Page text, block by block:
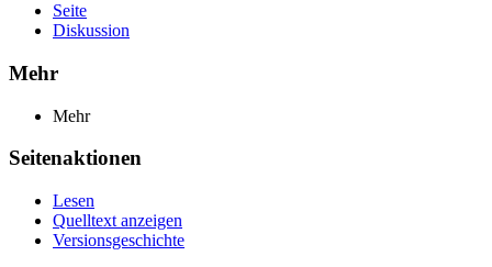
Seite
Diskussion
Mehr
Mehr
Seitenaktionen
Lesen
Quelltext anzeigen
Versionsgeschichte